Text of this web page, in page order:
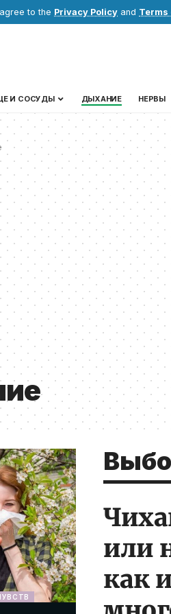
to the Privacy Policy and Terms
И СОСУДЫ ДЫХАНИЕ НЕРВЫ
или
как